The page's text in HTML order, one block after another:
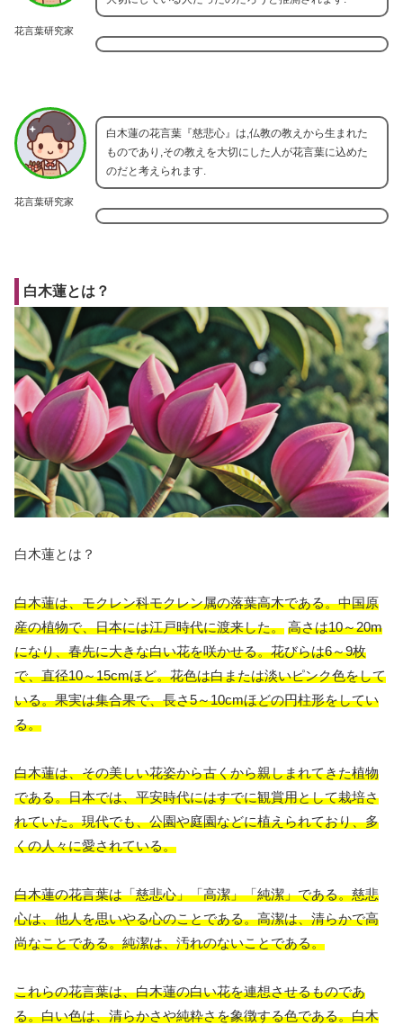
花言葉研究家
花言葉研究家
白木蓮の花言葉『慈悲心』は,仏教の教えから生まれた
ものであり,その教えを大切にした人が花言葉に込めた
のだと考えられます.
白木蓮とは？
白木蓮とは？
白木蓮は、モクレン科モクレン属の落葉高木である。中国原
産の植物で、日本には江戸時代に渡来した。 高さは10～20m
になり、春先に大きな白い花を咲かせる。花びらは6～9枚
で、直径10～15cmほど。花色は白または淡いピンク色をして
いる。果実は集合果で、長さ5～10cmほどの円柱形をしてい
る。
白木蓮は、その美しい花姿から古くから親しまれてきた植物
である。日本では、平安時代にはすでに観賞用として栽培さ
れていた。現代でも、公園や庭園などに植えられており、多
くの人々に愛されている。
白木蓮の花言葉は「慈悲心」「高潔」「純潔」である。慈悲
心は、他人を思いやる心のことである。高潔は、清らかで高
尚なことである。純潔は、汚れのないことである。
これらの花言葉は、白木蓮の白い花を連想させるものであ
る。白い色は、清らかさや純粋さを象徴する色である。白木